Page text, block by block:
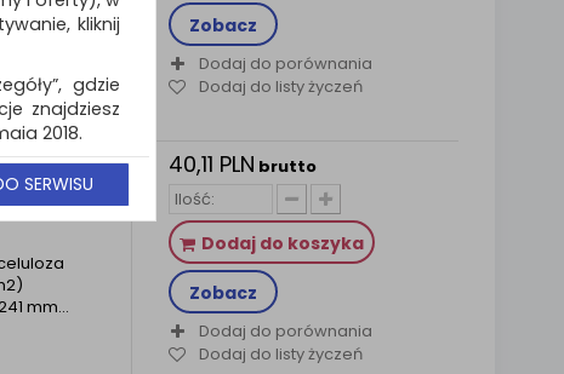
mm...
Zobacz
Dodaj do porównania
Dodaj do listy życzeń
2
mm...
40,11 PLN brutto
Dodaj do koszyka
Zobacz
Dodaj do porównania
Dodaj do listy życzeń
kliknij
gdzie
znajdziesz
2018.
realizację
www, a w
email lub
cenach
podczas
SERWISU